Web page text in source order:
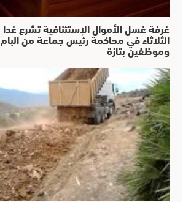
غرفة غسل الأموال الإستئنافية تشرع غدا
الثلاثاء في محاكمة رئيس جماعة من البام
وموظفين بتازة